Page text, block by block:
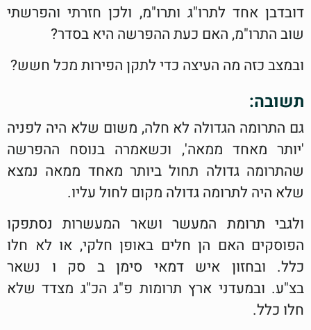
דובדבן אחד לתרו"ג ותרו"מ, ולכן חזרתי והפרשתי
שוב התרו"מ, האם כעת ההפרשה היא בסדר?
ובמצב כזה מה העיצה כדי לתקן הפירות מכל חשש?
תשובה:
גם התרומה הגדולה לא חלה, משום שלא היה לפניה
'יותר מאחד ממאה', וכשאמרה בנוסח ההפרשה
שהתרומה גדולה תחול ביותר מאחד ממאה נמצא
שלא היה לתרומה גדולה מקום לחול עליו.
ולגבי תרומת המעשר ושאר המעשרות נסתפקו
הפוסקים האם הן חלים באופן חלקי, או לא חלו
כלל. ובחזון איש דמאי סימן ב סק ו נשאר
בצ"ע. ובמעדני ארץ תרומות פ"ג הכ"ג מצדד שלא
חלו כלל.